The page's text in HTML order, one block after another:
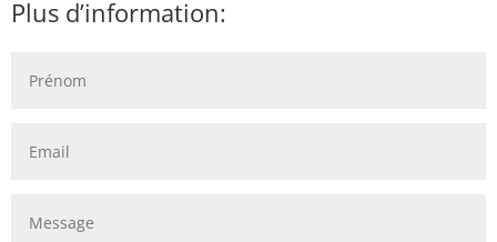
Plus d’information: